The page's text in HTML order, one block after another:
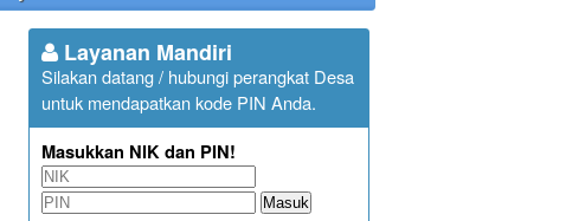
Layanan Mandiri
Silakan datang / hubungi perangkat Desa
untuk mendapatkan kode PIN Anda.
Masukkan NIK dan PIN!
Masuk